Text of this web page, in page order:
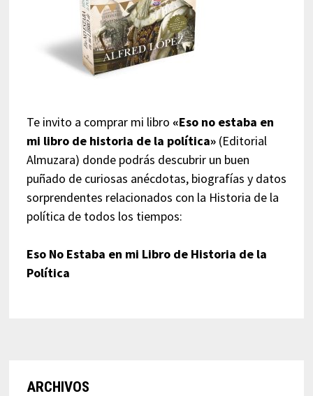
Te invito a comprar mi libro «Eso no estaba en
mi libro de historia de la política»(Editorial
Almuzara) donde podrás descubrir un buen
puñado de curiosas anécdotas, biografías y datos
sorprendentes relacionados con la Historia de la
política de todos los tiempos:
Eso No Estaba en mi Libro de Historia de la
Política
ARCHIVOS